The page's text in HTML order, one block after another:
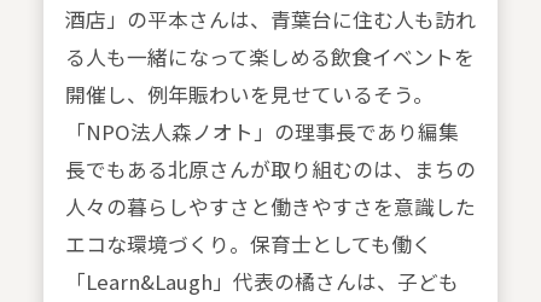
酒店」の平本さんは、青葉台に住む人も訪れ
る人も一緒になって楽しめる飲食イベントを
開催し、例年賑わいを見せているそう。
「NPO法人森ノオト」の理事長であり編集
長でもある北原さんが取り組むのは、まちの
人々の暮らしやすさと働きやすさを意識した
エコな環境づくり。保育士としても働く
「Learn&Laugh」代表の橘さんは、子ども